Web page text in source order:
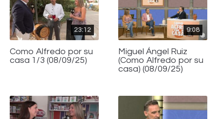
23:12
Como Alfredo por su
casa 1/3 (08/09/25)
9:08
Miguel Ángel Ruiz
(Como Alfredo por su
casa) (08/09/25)